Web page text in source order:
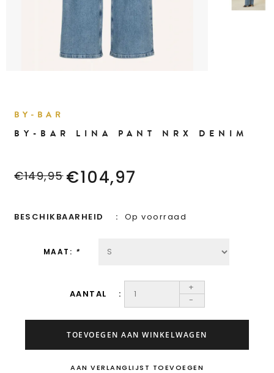
BY-BAR
BY-BAR LINA PANT NRX DENIM
€149,95 €104,97
BESCHIKBAARHEID Op voorraad
MAAT: *
AANTAL
+
-
TOEVOEGEN AAN WINKELWAGEN
AAN VERLANGLIJST TOEVOEGEN